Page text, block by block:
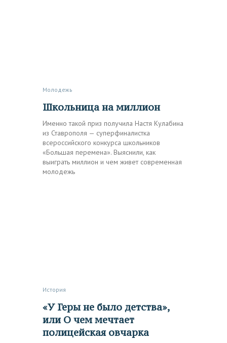
Молодежь
Школьница на миллион
Именно такой приз получила Настя Кулабина
из Ставрополя — суперфиналистка
всероссийского конкурса школьников
«Большая перемена». Выяснили, как
выиграть миллион и чем живет современная
молодежь
История
«У Геры не было детства»,
или О чем мечтает
полицейская овчарка